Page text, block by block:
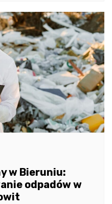
w Bieruniu:
odpadów w